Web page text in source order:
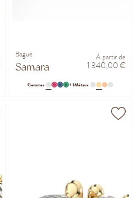
Bague
Samara
À partir de
1 340,00 €
Gemmes + 1Métaux